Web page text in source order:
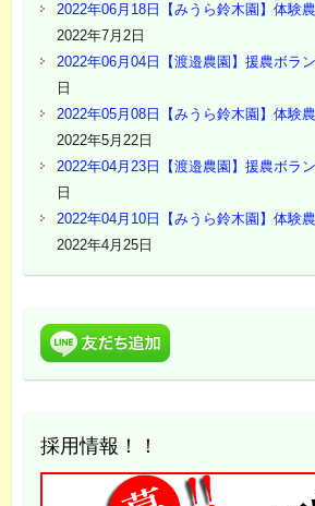
2022年06月18日【みうら鈴木園】体験
2022年7月2日
2022年06月04日【渡邉農園】援農ボラ
日
2022年05月08日【みうら鈴木園】体験
2022年5月22日
2022年04月23日【渡邉農園】援農ボラ
日
2022年04月10日【みうら鈴木園】体験
2022年4月25日
採用情報！！